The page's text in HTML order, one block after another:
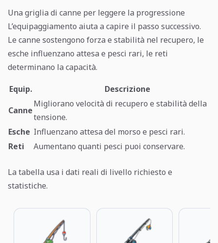
Una griglia di canne per leggere la progressione
L’equipaggiamento aiuta a capire il passo successivo.
Le canne sostengono forza e stabilità nel recupero, le
esche influenzano attesa e pesci rari, le reti
determinano la capacità.
Equip.
Descrizione
Canne
Migliorano velocità di recupero e stabilità della
tensione.
Esche Influenzano attesa del morso e pesci rari.
Reti
Aumentano quanti pesci puoi conservare.
La tabella usa i dati reali di livello richiesto e
statistiche.